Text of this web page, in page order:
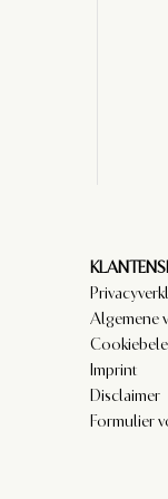
Algemene
Imprint
Disclaimer
Formulier